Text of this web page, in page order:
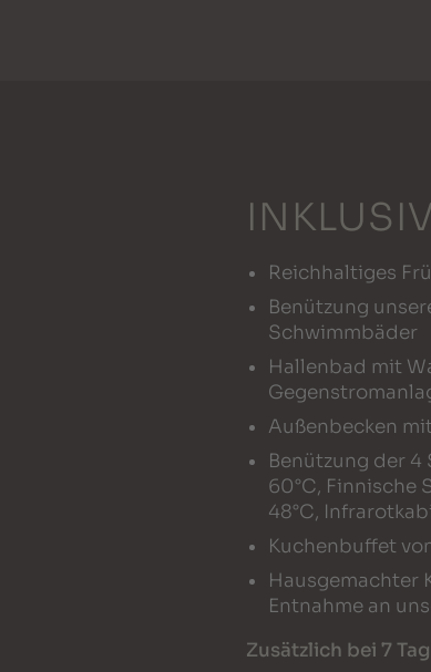
Reichhaltiges
Benützung
Schwimmbäder
Hallenbad mit
Außenbecken
Benützung der 4
60°C, Finnische
48°C,
Kuchenbuffet
Hausgemachter
Entnahme an
Zusätzlich bei 7